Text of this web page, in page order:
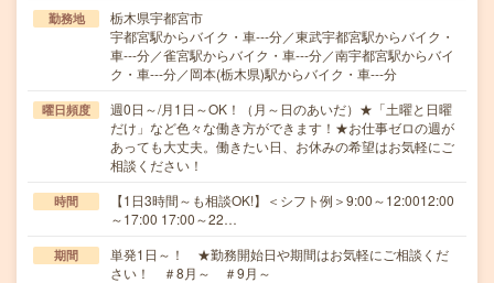
勤務地
栃木県宇都宮市
宇都宮駅からバイク・車---分／東武宇都宮駅からバイク・
車---分／雀宮駅からバイク・車---分／南宇都宮駅からバイ
ク・車---分／岡本(栃木県)駅からバイク・車---分
曜日頻度
週0日～/月1日～OK！（月～日のあいだ）★「土曜と日曜
だけ」など色々な働き方ができます！★お仕事ゼロの週が
あっても大丈夫。働きたい日、お休みの希望はお気軽にご
相談ください！
時間
【1日3時間～も相談OK!】＜シフト例＞9:00～12:0012:00
～17:00 17:00～22…
期間
単発1日～！ ★勤務開始日や期間はお気軽にご相談くだ
さい！ ＃8月～ ＃9月～